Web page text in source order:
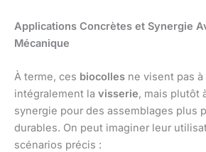
Applications Concrètes et Synergie
Mécanique
À terme, ces biocolles ne visent pas
intégralement la visserie, mais plutôt
synergie pour des assemblages plus
durables. On peut imaginer leur
scénarios précis :